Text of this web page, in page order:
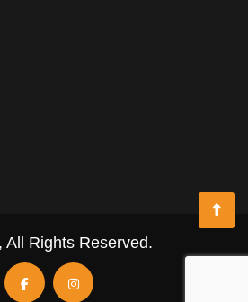
, All Rights Reserved.